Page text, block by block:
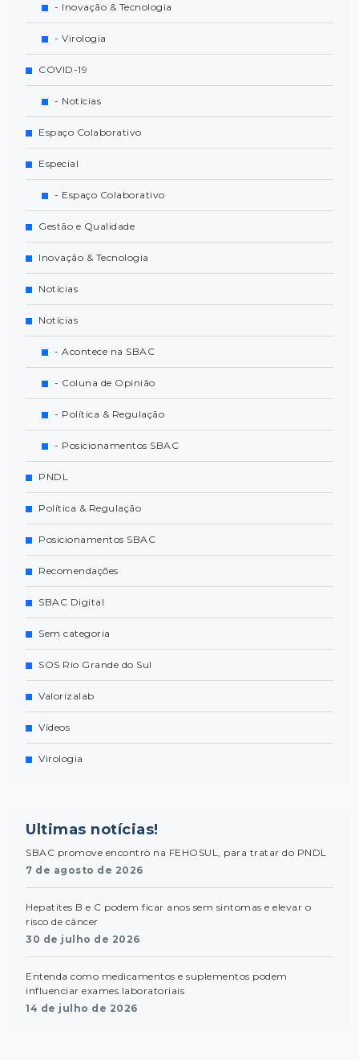
- Inovação & Tecnologia
- Virologia
COVID-19
- Notícias
Espaço Colaborativo
Especial
- Espaço Colaborativo
Gestão e Qualidade
Inovação & Tecnologia
Notícias
Notícias
- Acontece na SBAC
- Coluna de Opinião
- Política & Regulação
- Posicionamentos SBAC
PNDL
Política & Regulação
Posicionamentos SBAC
Recomendações
SBAC Digital
Sem categoria
SOS Rio Grande do Sul
Valorizalab
Vídeos
Virologia
Ultimas notícias!
SBAC promove encontro na FEHOSUL, para tratar do PNDL
7 de agosto de 2026
Hepatites B e C podem ficar anos sem sintomas e elevar o
risco de câncer
30 de julho de 2026
Entenda como medicamentos e suplementos podem
influenciar exames laboratoriais
14 de julho de 2026